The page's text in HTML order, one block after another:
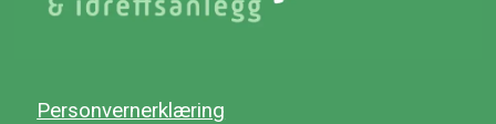
Personvernerklæring